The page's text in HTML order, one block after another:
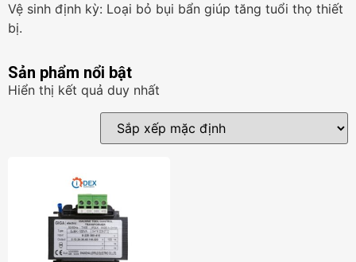
Vệ sinh định kỳ: Loại bỏ bụi bẩn giúp tăng tuổi thọ thiết
bị.
Sản phẩm nổi bật
Hiển thị kết quả duy nhất